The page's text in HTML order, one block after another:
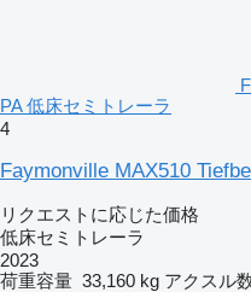
PA 低床セミトレーラ
4
Faymonville MAX510
リクエストに応じた価格
低床セミトレーラ
2023
荷重容量 33,160 kg アクスル